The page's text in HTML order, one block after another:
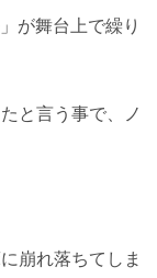
が舞台上で繰り
と言う事で、ノ
崩れ落ちてしま